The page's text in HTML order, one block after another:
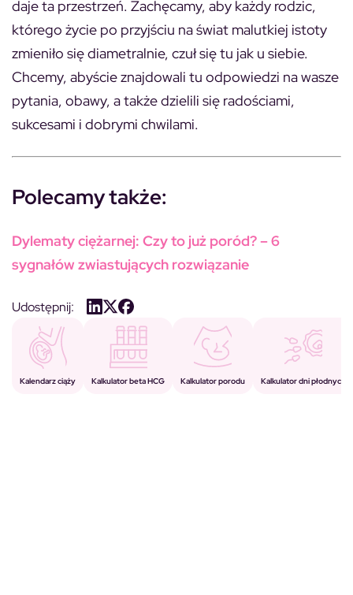
daje ta przestrzeń. Zachęcamy, aby każdy rodzic,
którego życie po przyjściu na świat malutkiej istoty
zmieniło się diametralnie, czuł się tu jak u siebie.
Chcemy, abyście znajdowali tu odpowiedzi na wasze
pytania, obawy, a także dzielili się radościami,
sukcesami i dobrymi chwilami.
Polecamy także:
Dylematy ciężarnej: Czy to już poród? – 6
sygnałów zwiastujących rozwiązanie
Udostępnij:
Kalendarz ciąży Kalkulator beta HCG Kalkulator porodu Kalkulator dni płodnych